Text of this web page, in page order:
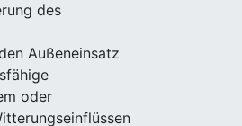
des
Außeneinsatz
oder